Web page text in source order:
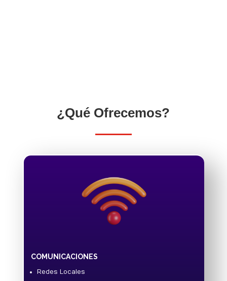
¿Qué Ofrecemos?
COMUNICACIONES
Redes Locales